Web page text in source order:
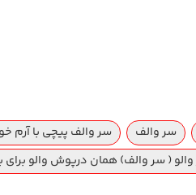
سر والف سر والف پیچی با آرم
والو ( سر والف) همان درپوش والو